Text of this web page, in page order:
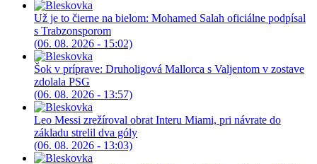
Už je to čierne na bielom: Mohamed Salah oficiálne podpísal
s Trabzonsporom
(06. 08. 2026 - 15:02)
Šok v príprave: Druholigová Mallorca s Valjentom v zostave
zdolala PSG
(06. 08. 2026 - 13:57)
Leo Messi zrežíroval obrat Interu Miami, pri návrate do
základu strelil dva góly
(06. 08. 2026 - 13:03)